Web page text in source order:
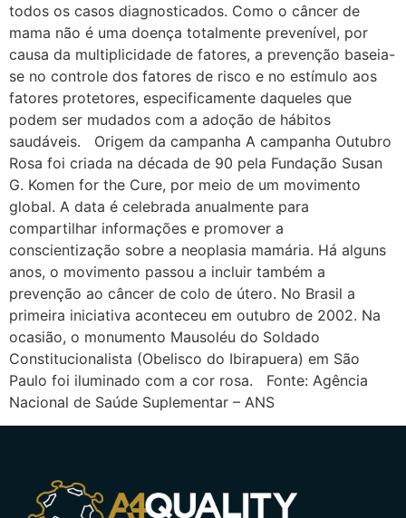
todos os casos diagnosticados. Como o câncer de
mama não é uma doença totalmente prevenível, por
causa da multiplicidade de fatores, a prevenção baseia-
se no controle dos fatores de risco e no estímulo aos
fatores protetores, especificamente daqueles que
podem ser mudados com a adoção de hábitos
saudáveis. Origem da campanha A campanha Outubro
Rosa foi criada na década de 90 pela Fundação Susan
G. Komen for the Cure, por meio de um movimento
global. A data é celebrada anualmente para
compartilhar informações e promover a
conscientização sobre a neoplasia mamária. Há alguns
anos, o movimento passou a incluir também a
prevenção ao câncer de colo de útero. No Brasil a
primeira iniciativa aconteceu em outubro de 2002. Na
ocasião, o monumento Mausoléu do Soldado
Constitucionalista (Obelisco do Ibirapuera) em São
Paulo foi iluminado com a cor rosa. Fonte: Agência
Nacional de Saúde Suplementar – ANS